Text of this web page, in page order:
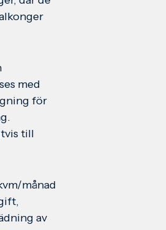
med
för
till
månad
av